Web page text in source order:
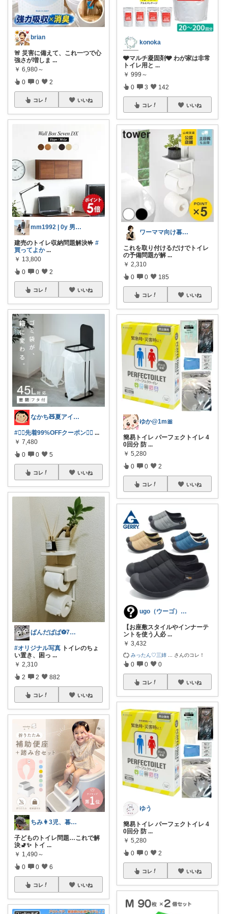
brian
🚨 災害に備えて、これ一つで心
強さが増しま ...
￥ 6,980～
0 0 2
コレ いいね
mm1992 | 0y 男の子ママ
建売のトイレ収納問題解決🤟 #
買ってよか ...
￥ 13,800
0 0 2
コレ いいね
なかち🧸夏アイテム＆便利グッズ✨
#❤️‍🔥先着99%OFFクーポン❤️‍🔥 ...
￥ 7,480
0 0 5
コレ いいね
ぱんだぱぱ⚽️7日有難うございます
#オリジナル写真 トイレのちょ
い置き、困っ ...
￥ 2,310
2 2 882
コレ いいね
ちみ👩3児、暮らしに寄り添うグッズ🍉
子どものトイレ問題…これで解
決🚽✨ トイ ...
￥ 1,490～
0 0 6
コレ いいね
konoka
🩶マルチ凝固剤🩶 わが家は非常
トイレ用と ...
￥ 999～
0 3 142
コレ いいね
ワーママ向け暮らしの便利グッズROOM
これを取り付けるだけでトイレ
の予備問題が解 ...
￥ 2,310
0 0 185
コレ いいね
ゆか@1m🎀
簡易トイレ パーフェクトイレ 4
0回分 防 ...
￥ 5,280
0 0 2
コレ いいね
ugo（ウーゴ）／どれにした？.com
【お座敷スタイルやインナーテ
ントを使う人必 ...
￥ 3,432
みったん♡三姉 さんのコレ！
0 0 0
コレ いいね
ゆう
簡易トイレ パーフェクトイレ 4
0回分 防 ...
￥ 5,280
0 0 2
コレ いいね